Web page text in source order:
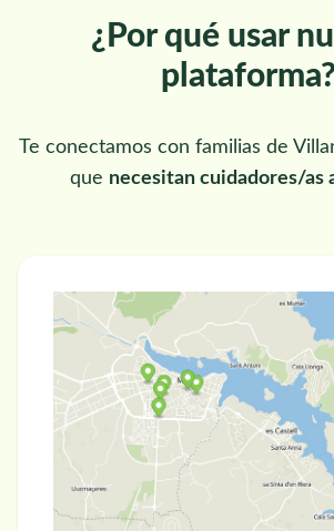
¿Por qué usar
plataforma?
Te conectamos con familias de
que necesitan cuidadores/as